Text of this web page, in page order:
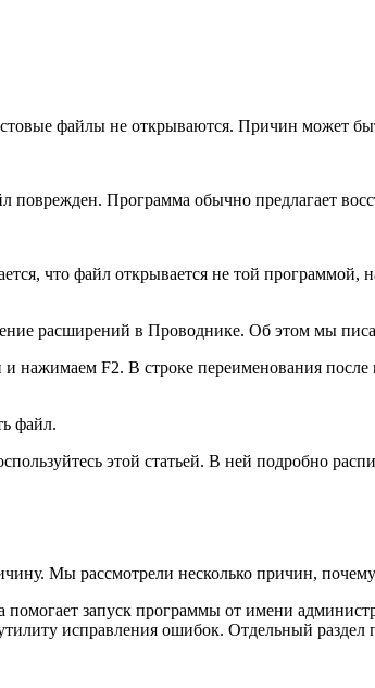
файлы не открываются. Причин может
Программа обычно предлагает
что файл открывается не той
расширений в Проводнике. Об этом мы
нажимаем F2. В строке переименования
файл.
этой статьей. В ней подробно
Мы рассмотрели несколько причин,
запуск программы от имени
исправления ошибок. Отдельный